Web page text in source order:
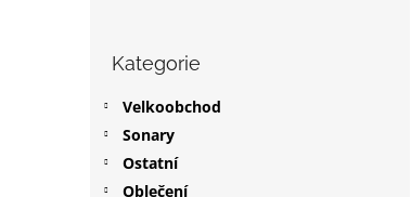
kategorie
Kategorie
Velkoobchod
Sonary
Ostatní
Oblečení